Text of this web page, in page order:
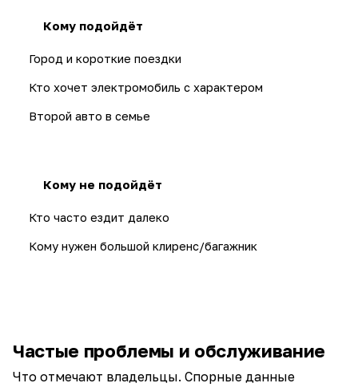
Кому подойдёт
Город и короткие поездки
Кто хочет электромобиль с характером
Второй авто в семье
Кому не подойдёт
Кто часто ездит далеко
Кому нужен большой клиренс/багажник
Частые проблемы и обслуживание
Что отмечают владельцы. Спорные данные